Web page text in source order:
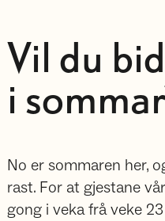
Vil du
i
No er sommaren her,
rast. For at gjestane
gong i veka frå veke